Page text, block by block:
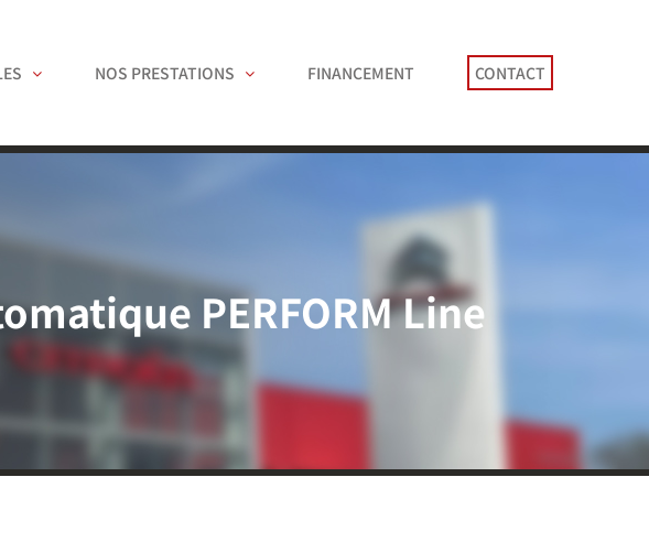
NOS PRESTATIONS FINANCEMENT CONTACT
PERFORM Line